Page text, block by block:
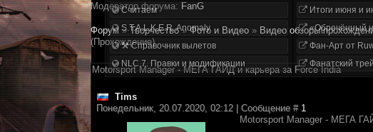
Считаем
S.T.A.L.K.E.R. Anomaly
⚒ Справочник вылетов
NLC 7. Правки и модификации
Итоги июня и
«Обречённый
Фан-Арт от
Фанатский
Модератор форума: FanG
Форум » Творчество » Фото и Видео » Видео
(Прохождение)
Motorsport Manager - МЕГА ГАЙД и карьера за Force India
Tims
Понедельник, 20.07.2020, 02:12 | Сообщение # 1
Motorsport Manager - МЕГА